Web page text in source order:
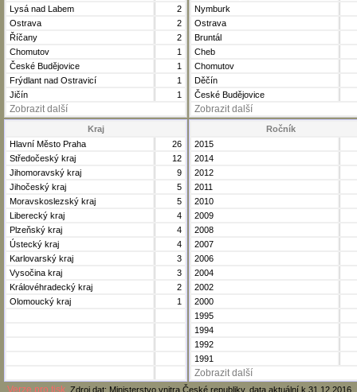
Lysá nad Labem
2
Ostrava
2
Říčany
2
Chomutov
1
České Budějovice
1
Frýdlant nad Ostravicí
1
Jičín
1
Zobrazit další
Nymburk
Ostrava
Bruntál
Cheb
Chomutov
Děčín
České Budějovice
Zobrazit další
Kraj
Hlavní Město Praha
26
Středočeský kraj
12
Jihomoravský kraj
9
Jihočeský kraj
5
Moravskoslezský kraj
5
Liberecký kraj
4
Plzeňský kraj
4
Ústecký kraj
4
Karlovarský kraj
3
Vysočina kraj
3
Královéhradecký kraj
2
Olomoucký kraj
1
Ročník
2015
2014
2012
2011
2010
2009
2008
2007
2006
2004
2002
2000
1995
1994
1992
1991
Zobrazit další
Verze pro tisk Zdroj dat: Ministerstvo vnitra České republiky, data aktuální k 31.12.2016